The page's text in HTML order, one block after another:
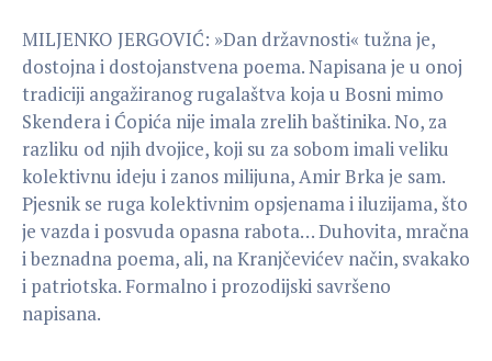
MILJENKO JERGOVIĆ: »Dan državnosti« tužna je,
dostojna i dostojanstvena poema. Napisana je u onoj
tradiciji angažiranog rugalaštva koja u Bosni mimo
Skendera i Ćopića nije imala zrelih baštinika. No, za
razliku od njih dvojice, koji su za sobom imali veliku
kolektivnu ideju i zanos milijuna, Amir Brka je sam.
Pjesnik se ruga kolektivnim opsjenama i iluzijama, što
je vazda i posvuda opasna rabota… Duhovita, mračna
i beznadna poema, ali, na Kranjčevićev način, svakako
i patriotska. Formalno i prozodijski savršeno
napisana.